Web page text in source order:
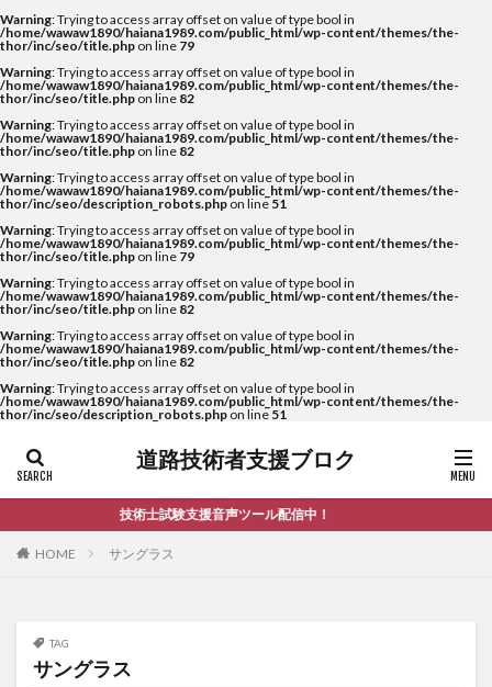
Warning: Trying to access array offset on value of type bool in
/home/wawaw1890/haiana1989.com/public_html/wp-content/themes/the-
thor/inc/seo/title.php on line 79
Warning: Trying to access array offset on value of type bool in
/home/wawaw1890/haiana1989.com/public_html/wp-content/themes/the-
thor/inc/seo/title.php on line 82
Warning: Trying to access array offset on value of type bool in
/home/wawaw1890/haiana1989.com/public_html/wp-content/themes/the-
thor/inc/seo/title.php on line 82
Warning: Trying to access array offset on value of type bool in
/home/wawaw1890/haiana1989.com/public_html/wp-content/themes/the-
thor/inc/seo/description_robots.php on line 51
Warning: Trying to access array offset on value of type bool in
/home/wawaw1890/haiana1989.com/public_html/wp-content/themes/the-
thor/inc/seo/title.php on line 79
Warning: Trying to access array offset on value of type bool in
/home/wawaw1890/haiana1989.com/public_html/wp-content/themes/the-
thor/inc/seo/title.php on line 82
Warning: Trying to access array offset on value of type bool in
/home/wawaw1890/haiana1989.com/public_html/wp-content/themes/the-
thor/inc/seo/title.php on line 82
Warning: Trying to access array offset on value of type bool in
/home/wawaw1890/haiana1989.com/public_html/wp-content/themes/the-
thor/inc/seo/description_robots.php on line 51
道路技術者支援ブロク
技術士試験支援音声ツール配信中！
HOME サングラス
TAG
サングラス